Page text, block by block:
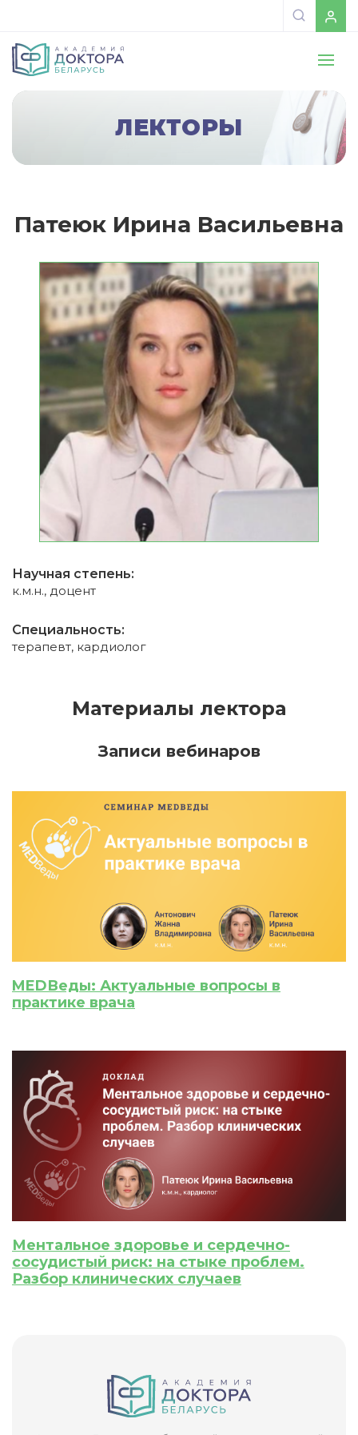
ЛЕКТОРЫ
Патеюк Ирина Васильевна
Научная степень:
к.м.н., доцент
Специальность:
терапевт, кардиолог
Материалы лектора
Записи вебинаров
MEDВеды: Актуальные вопросы в
практике врача
Ментальное здоровье и сердечно-
сосудистый риск: на стыке проблем.
Разбор клинических случаев
ЗАРЕГИСТРИРОВАТЬСЯ ВОЙТИ
ПОЛУЧИТЬ
Подтвердите списание баллов
После подтверждения медкоины будут
списаны с Вашего счета.
ПОЛУЧИТЬ ОТМЕНА
Приобретено